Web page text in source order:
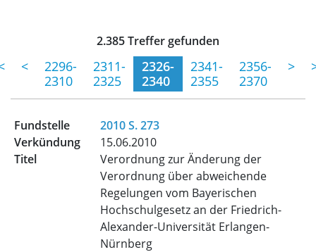
2.385 Treffer gefunden
<
2296-
2310
2311-
2325
(momentane Seite)
2326-
2340
2341-
2355
2356-
2370
>
2010 S. 273
15.06.2010
Verordnung zur Änderung der
Verordnung über abweichende
Regelungen vom Bayerischen
Hochschulgesetz an der Friedrich-
Alexander-Universität Erlangen-
Nürnberg